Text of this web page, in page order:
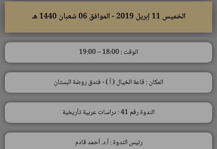
الخميس 11 إبريل 2019 - الموافق 06 شعبان 1440 هـ
الوقت : 18:00 – 19:00
المكان : قاعة الخيال ( أ ) - فندق روضة البستان
الندوة رقم 41 : دراسات عربية تأريخية
رئيس الندوة : أ.د. أحمد قادم